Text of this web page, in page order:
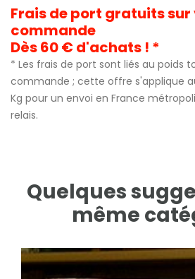
Frais de port gratuits
commande
Dès 60 € d'achats ! *
* Les frais de port sont liés au poids
commande ; cette offre s'applique
Kg pour un envoi en France
relais.
Quelques
même